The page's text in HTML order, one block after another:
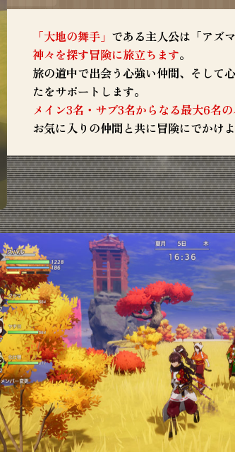
「大地の舞手」 である主人公は「アズ
神々を探す冒険に旅立ちます。
旅の道中で出会う心強い仲間、そして
たをサポートします。
メイン3名・サブ3名からなる最大6名
お気に入りの仲間と共に冒険にでかけよ